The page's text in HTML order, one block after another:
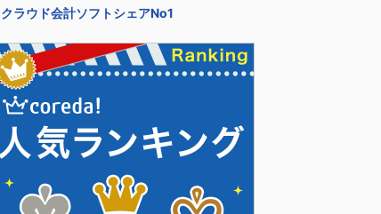
クラウド会計ソフトシェアNo1